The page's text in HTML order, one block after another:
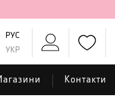
РУС
УКР
Контакти